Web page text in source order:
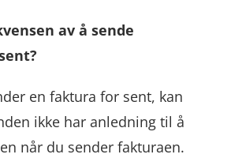
av å sende
en faktura for sent, kan
ikke har anledning til å
når du sender fakturaen.